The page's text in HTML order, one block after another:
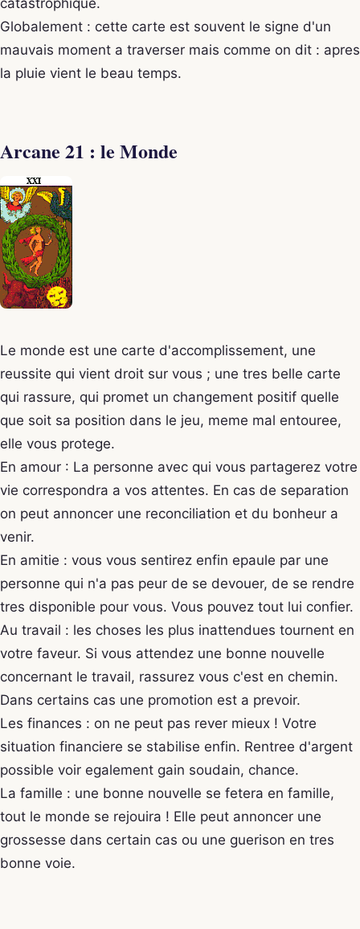
catastrophique.
Globalement : cette carte est souvent le signe d'un
mauvais moment a traverser mais comme on dit : apres
la pluie vient le beau temps.
Arcane 21 : le Monde
Le monde est une carte d'accomplissement, une
reussite qui vient droit sur vous ; une tres belle carte
qui rassure, qui promet un changement positif quelle
que soit sa position dans le jeu, meme mal entouree,
elle vous protege.
En amour : La personne avec qui vous partagerez votre
vie correspondra a vos attentes. En cas de separation
on peut annoncer une reconciliation et du bonheur a
venir.
En amitie : vous vous sentirez enfin epaule par une
personne qui n'a pas peur de se devouer, de se rendre
tres disponible pour vous. Vous pouvez tout lui confier.
Au travail : les choses les plus inattendues tournent en
votre faveur. Si vous attendez une bonne nouvelle
concernant le travail, rassurez vous c'est en chemin.
Dans certains cas une promotion est a prevoir.
Les finances : on ne peut pas rever mieux ! Votre
situation financiere se stabilise enfin. Rentree d'argent
possible voir egalement gain soudain, chance.
La famille : une bonne nouvelle se fetera en famille,
tout le monde se rejouira ! Elle peut annoncer une
grossesse dans certain cas ou une guerison en tres
bonne voie.